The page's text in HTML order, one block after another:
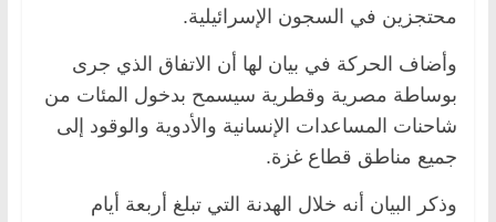
محتجزين في السجون الإسرائيلية.
وأضاف الحركة في بيان لها أن الاتفاق الذي جرى
بوساطة مصرية وقطرية سيسمح بدخول المئات من
شاحنات المساعدات الإنسانية والأدوية والوقود إلى
جميع مناطق قطاع غزة.
وذكر البيان أنه خلال الهدنة التي تبلغ أربعة أيام